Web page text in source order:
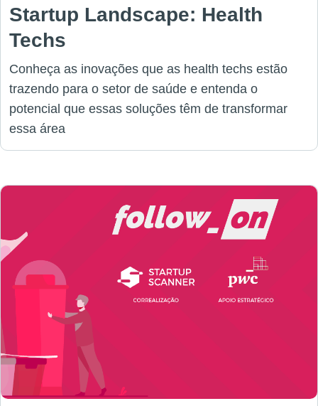
Startup Landscape: Health
Techs
Conheça as inovações que as health techs estão
trazendo para o setor de saúde e entenda o
potencial que essas soluções têm de transformar
essa área